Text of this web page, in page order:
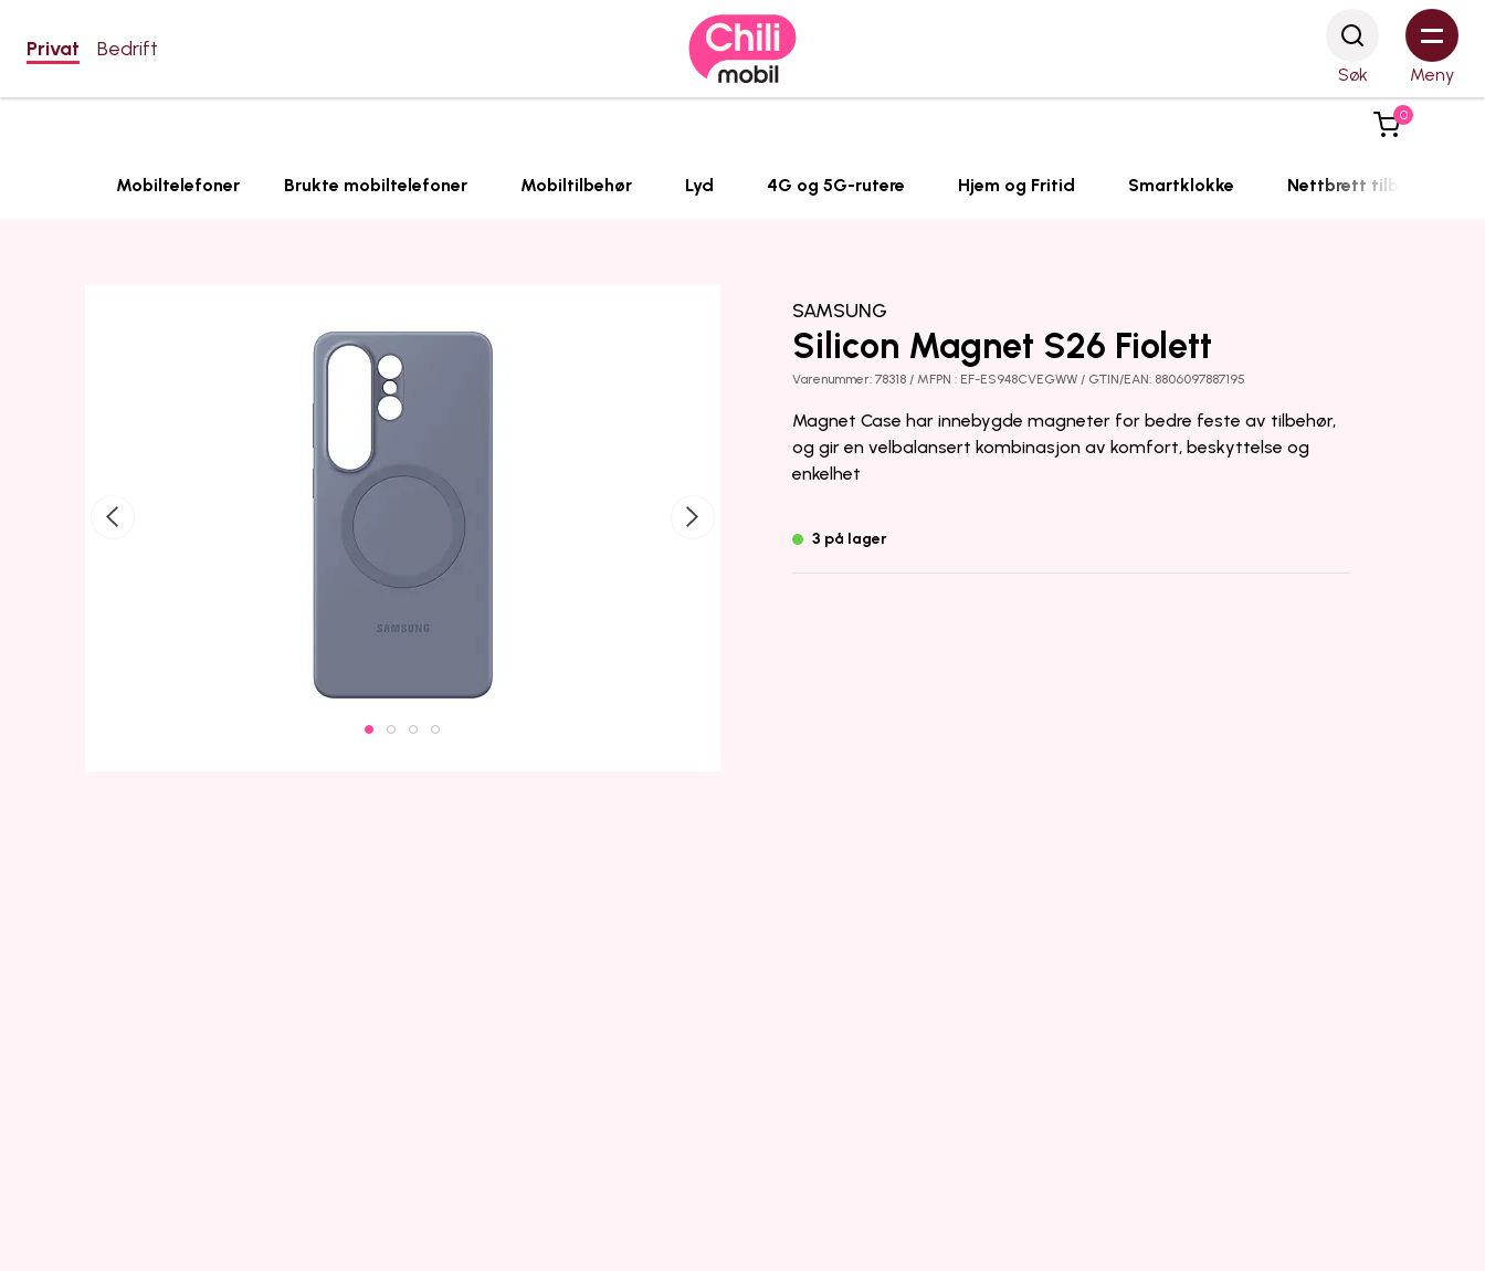
Privat Bedrift
Søk Meny
0
Mobiltelefoner Brukte mobiltelefoner Mobiltilbehør Lyd 4G og 5G-rutere Hjem og Fritid Smartklokke Nettbrett tilbehør
SAMSUNG
Silicon Magnet S26 Fiolett
Varenummer: 78318 / MFPN : EF-ES948CVEGWW / GTIN/EAN: 8806097887195
Magnet Case har innebygde magneter for bedre feste av tilbehør,
og gir en velbalansert kombinasjon av komfort, beskyttelse og
enkelhet
3 på lager